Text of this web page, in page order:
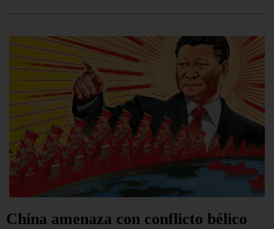
China amenaza con conflicto bélico